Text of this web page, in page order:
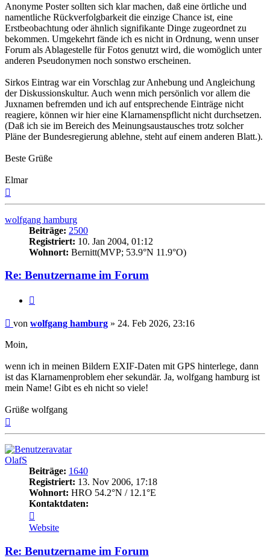
Anonyme Poster sollten sich klar machen, daß eine örtliche und
namentliche Rückverfolgbarkeit die einzige Chance ist, eine
Erstbeobachtung oder ähnlich signifikante Dinge zugeordnet zu
bekommen. Umgekehrt fände ich es nicht in Ordnung, wenn unser
Forum als Ablagestelle für Fotos genutzt wird, die womöglich unter
anderen Pseudonymen noch sonstwo erscheinen.
Sirkos Eintrag war ein Vorschlag zur Anhebung und Angleichung
der Diskussionskultur. Auch wenn mich persönlich vor allem die
Juxnamen befremden und ich auf entsprechende Einträge nicht
reagiere, können wir hier eine Klarnamenspflicht nicht durchsetzen.
(Daß ich sie im Bereich des Meinungsaustausches trotz solcher
Pläne der Bundesregierung ablehne, steht auf einem anderen Blatt.).
Beste Grüße
Elmar
wolfgang hamburg
Beiträge: 2500
Registriert: 10. Jan 2004, 01:12
Wohnort: Bernitt(MVP; 53.9°N 11.9°O)
Re: Benutzername im Forum
Beitrag
von wolfgang hamburg » 24. Feb 2026, 23:16
Moin,
wenn ich in meinen Bildern EXIF-Daten mit GPS hinterlege, dann
ist das Klarnamenproblem eher sekundär. Ja, wolfgang hamburg ist
mein Name! Gibt es eh nicht so viele!
Grüße wolfgang
OlafS
Beiträge: 1640
Registriert: 13. Nov 2006, 17:18
Wohnort: HRO 54.2°N / 12.1°E
Kontaktdaten:
von
OlafS
Website
Re: Benutzername im Forum